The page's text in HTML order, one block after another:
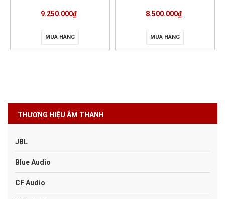
9.250.000₫
MUA HÀNG
8.500.000₫
MUA HÀNG
THƯƠNG HIỆU ÂM THANH
JBL
Blue Audio
CF Audio